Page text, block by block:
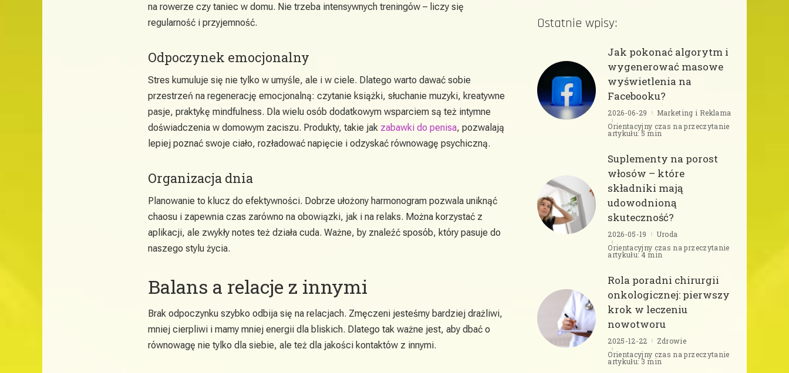
na rowerze czy taniec w domu. Nie trzeba intensywnych treningów – liczy się
regularność i przyjemność.
Odpoczynek emocjonalny
Stres kumuluje się nie tylko w umyśle, ale i w ciele. Dlatego warto dawać sobie
przestrzeń na regenerację emocjonalną: czytanie książki, słuchanie muzyki, kreatywne
pasje, praktykę mindfulness. Dla wielu osób dodatkowym wsparciem są też intymne
doświadczenia w domowym zaciszu. Produkty, takie jak zabawki do penisa, pozwalają
lepiej poznać swoje ciało, rozładować napięcie i odzyskać równowagę psychiczną.
Organizacja dnia
Planowanie to klucz do efektywności. Dobrze ułożony harmonogram pozwala uniknąć
chaosu i zapewnia czas zarówno na obowiązki, jak i na relaks. Można korzystać z
aplikacji, ale zwykły notes też działa cuda. Ważne, by znaleźć sposób, który pasuje do
naszego stylu życia.
Balans a relacje z innymi
Brak odpoczynku szybko odbija się na relacjach. Zmęczeni jesteśmy bardziej drażliwi,
mniej cierpliwi i mamy mniej energii dla bliskich. Dlatego tak ważne jest, aby dbać o
równowagę nie tylko dla siebie, ale też dla jakości kontaktów z innymi.
Ostatnie wpisy:
Jak pokonać algorytm i
wygenerować masowe
wyświetlenia na
Facebooku?
2026-06-29
Marketing i Reklama
Orientacyjny czas na przeczytanie
artykułu: 5 min
Suplementy na porost
włosów – które
składniki mają
udowodnioną
skuteczność?
2026-05-19
Uroda
Orientacyjny czas na przeczytanie
artykułu: 4 min
Rola poradni chirurgii
onkologicznej: pierwszy
krok w leczeniu
nowotworu
2025-12-22
Zdrowie
Orientacyjny czas na przeczytanie
artykułu: 3 min